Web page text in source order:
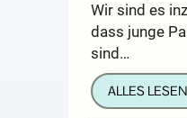
Wir sind es
dass junge
sind…
ALLES